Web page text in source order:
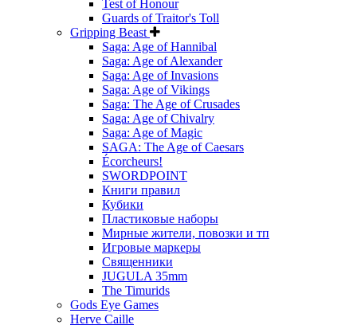
Test of Honour
Guards of Traitor's Toll
Gripping Beast
Saga: Age of Hannibal
Saga: Age of Alexander
Saga: Age of Invasions
Saga: Age of Vikings
Saga: The Age of Crusades
Saga: Age of Chivalry
Saga: Age of Magic
SAGA: The Age of Caesars
Écorcheurs!
SWORDPOINT
Книги правил
Кубики
Пластиковые наборы
Мирные жители, повозки и тп
Игровые маркеры
Священники
JUGULA 35mm
The Timurids
Gods Eye Games
Herve Caille